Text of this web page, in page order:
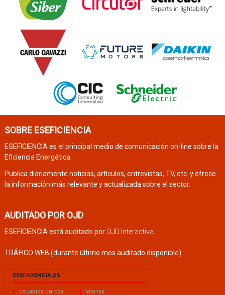
SOBRE ESEFICIENCIA
ESEFICIENCIA es el principal medio de comunicación on-line sobre la
Eficiencia Energética.
Publica diariamente noticias, artículos, entrevistas, TV, etc. y ofrece
la información más relevante y actualizada sobre el sector.
AUDITADO POR OJD
ESEFICIENCIA está auditado por OJD Interactiva
TRÁFICO WEB (durante último mes auditado disponible):